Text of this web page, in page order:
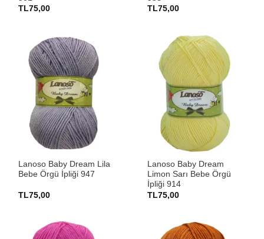
TL75,00
TL75,00
Lanoso Baby Dream Lila
Bebe Örgü İpliği 947
TL75,00
Lanoso Baby Dream
Limon Sarı Bebe Örgü
İpliği 914
TL75,00